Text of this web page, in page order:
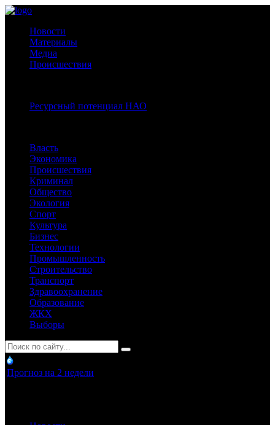
Новости
Материалы
Медиа
Происшествия
Ресурсный потенциал НАО
Власть
Экономика
Происшествия
Криминал
Общество
Экология
Спорт
Культура
Бизнес
Технологии
Промышленность
Строительство
Транспорт
Здравоохранение
Образование
ЖКХ
Выборы
Прогноз на 2 недели